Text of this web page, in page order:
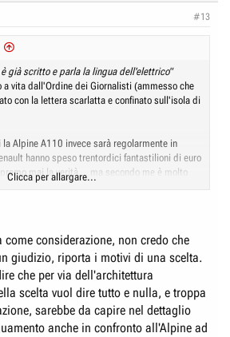
#13
già scritto e parla la lingua dell'elettrico"
a vita dall'Ordine dei Giornalisti (ammesso che
con la lettera scarlatta e confinato sull'isola di
Alpine A110 invece sarà regolarmente in
hanno speso trentordici fantastilioni di euro
mai la verità... ma secondo me è molto
dei profitti.
Clicca per allargare...
considerazione, non credo che
giudizio, riporta i motivi di una scelta.
che per via dell'architettura
scelta vuol dire tutto e nulla, e troppa
sarebbe da capire nel dettaglio
anche in confronto all'Alpine ad